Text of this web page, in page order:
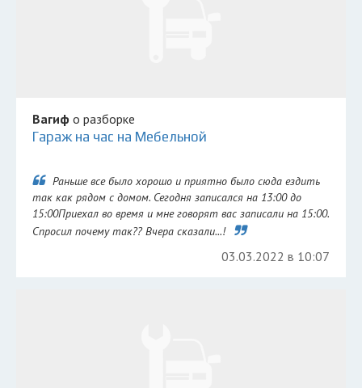
Вагиф о разборке
Гараж на час на Мебельной
Раньше все было хорошо и приятно было сюда ездить
так как рядом с домом. Сегодня записался на 13:00 до
15:00Приехал во время и мне говорят вас записали на 15:00.
Спросил почему так?? Вчера сказали...!
03.03.2022 в 10:07